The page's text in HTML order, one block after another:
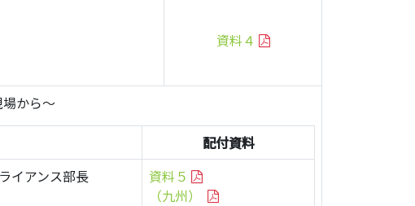
資料４
から～
配付資料
イアンス部長
資料５
（九州）